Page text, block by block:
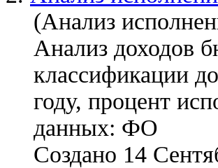
(Анализ
Анализ доходов
классификации
году, процент
данных: ФО
Создано 14